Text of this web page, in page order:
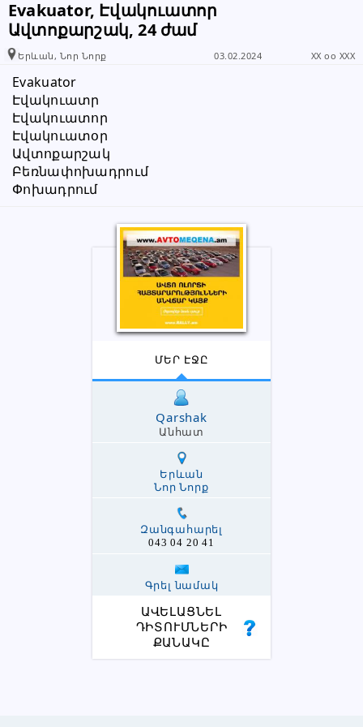
Evakuator, Էվակուատոր
Ավտոքարշակ, 24 ժամ
Երևան, Նոր Նորք 03.02.2024 XX oo XXX
Evakuator
Էվակուատր
Էվակուատոր
Էվակուատօր
Ավտոքարշակ
Բեռնափոխադրում
Փոխադրում
ՄԵՐ ԷՋԸ
Qarshak
Անհատ
Երևան
Նոր Նորք
Զանգահարել
043 04 20 41
Գրել նամակ
ԱՎԵԼԱՑՆԵԼ
ԴԻՏՈՒՄՆԵՐԻ
ՔԱՆԱԿԸ